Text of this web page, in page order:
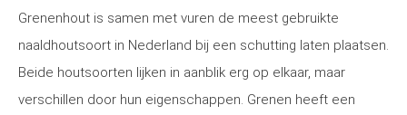
Grenenhout is samen met vuren de meest gebruikte
naaldhoutsoort in Nederland bij een schutting laten plaatsen.
Beide houtsoorten lijken in aanblik erg op elkaar, maar
verschillen door hun eigenschappen. Grenen heeft een